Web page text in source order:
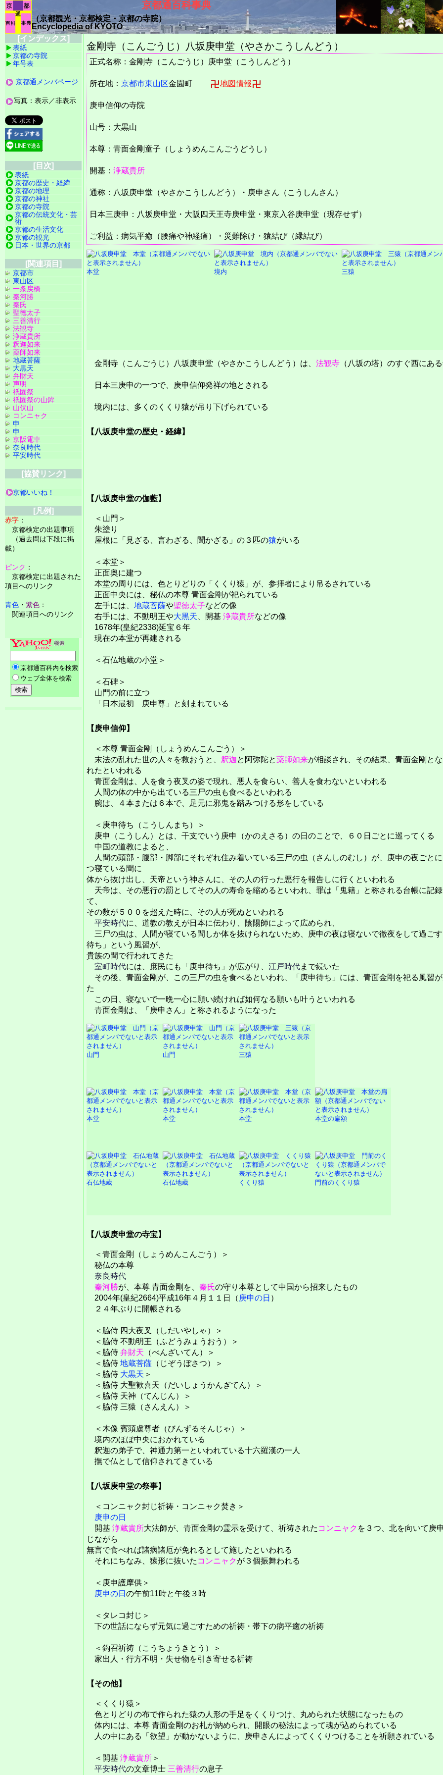
京都通百科事典
（京都観光・京都検定・京都の寺院）
Encyclopedia of KYOTO
金剛寺（こんごうじ）八坂庚申堂（やさかこうしんどう）
正式名称：金剛寺（こんごうじ）庚申堂（こうしんどう）
所在地： 京都市東山区金園町 地図情報
庚申信仰の寺院
山号：大黒山
本尊：青面金剛童子（しょうめんこんごうどうし）
開基： 浄蔵貴所
通称：八坂庚申堂（やさかこうしんどう）・庚申さん（こうしんさん）
日本三庚申：八坂庚申堂・大阪四天王寺庚申堂・東京入谷庚申堂（現存せず）
ご利益：病気平癒（腰痛や神経痛）・災難除け・猿結び（縁結び）
本堂 境内 三猿
金剛寺（こんごうじ）八坂庚申堂（やさかこうしんどう）は、 法観寺 （八坂の塔）のすぐ西にあ
日本三庚申の一つで、庚申信仰発祥の地とされる
境内には、多くのくくり猿が吊り下げられている
【八坂庚申堂の歴史・経緯】
【八坂庚申堂の伽藍】
＜山門＞
朱塗り
屋根に「見ざる、言わざる、聞かざる」の３匹の猿がいる
＜本堂＞
正面奥に建つ
本堂の周りには、色とりどりの「くくり猿」が、参拝者により吊るされている
正面中央には、秘仏の本尊 青面金剛が祀られている
左手には、 地蔵菩薩や聖徳太子などの像
右手には、不動明王や大黒天 、開基 浄蔵貴所などの像
1678年(皇紀2338)延宝６年
現在の本堂が再建される
＜石仏地蔵の小堂＞
＜石碑＞
山門の前に立つ
「日本最初 庚申尊」と刻まれている
【庚申信仰】
＜本尊 青面金剛（しょうめんこんごう）＞
末法の乱れた世の人々を救おうと、 釈迦と阿弥陀と薬師如来が相談され、その結果、青面金剛と
れたといわれる
青面金剛は、人を食う夜叉の姿で現れ、悪人を食らい、善人を食わないといわれる
人間の体の中から出ている三尸の虫も食べるといわれる
腕は、４本または６本で、足元に邪鬼を踏みつける形をしている
＜庚申待ち（こうしんまち）＞
庚申（こうしん）とは、干支でいう庚申（かのえさる）の日のことで、６０日ごとに巡ってくる
中国の道教によると、
人間の頭部・腹部・脚部にそれぞれ住み着いている三尸の虫（さんしのむし）が、庚申の夜ごと
つ寝ている間に
体から抜け出し、天帝という神さんに、その人の行った悪行を報告しに行くといわれる
天帝は、その悪行の罰としてその人の寿命を縮めるといわれ、罪は「鬼籍」と称される台帳に記
て、
その数が５００を超えた時に、その人が死ぬといわれる
平安時代に、道教の教えが日本に伝わり、陰陽師によって広められ、
三尸の虫は、人間が寝ている間しか体を抜けられないため、庚申の夜は寝ないで徹夜をして過ご
待ち」という風習が、
貴族の間で行われてきた
室町時代には、庶民にも「庚申待ち」が広がり、 江戸時代まで続いた
その後、青面金剛が、この三尸の虫を食べるといわれ、「庚申待ち」には、青面金剛を祀る風習
た
この日、寝ないで一晩一心に願い続ければ如何なる願いも叶うといわれる
青面金剛は、「庚申さん」と称されるようになった
山門 山門 三猿
本堂 本堂 本堂 本堂の扁額
石仏地蔵 石仏地蔵 くくり猿 門前のくくり猿
【八坂庚申堂の寺宝】
＜青面金剛（しょうめんこんごう）＞
秘仏の本尊
奈良時代
秦河勝が、本尊 青面金剛を、 秦氏の守り本尊として中国から招来したもの
2004年(皇紀2664)平成16年４月１１日（ 庚申の日 ）
２４年ぶりに開帳される
＜脇侍 四大夜叉（しだいやしゃ）＞
＜脇侍 不動明王（ふどうみょうおう）＞
＜脇侍 弁財天 （べんざいてん）＞
＜脇侍 地蔵菩薩 （じぞうぼさつ）＞
＜脇侍 大黒天 ＞
＜脇侍 大聖歓喜天（だいしょうかんぎてん）＞
＜脇侍 天神（てんじん）＞
＜脇侍 三猿（さんえん）＞
＜木像 賓頭盧尊者（びんずるそんじゃ）＞
境内のほぼ中央におかれている
釈迦の弟子で、神通力第一といわれている十六羅漢の一人
撫で仏として信仰されてきている
【八坂庚申堂の祭事】
＜コンニャク封じ祈祷・コンニャク焚き＞
庚申の日
開基 浄蔵貴所大法師が、青面金剛の霊示を受けて、祈祷された コンニャク を３つ、北を向いて庚
じながら
無言で食べれば諸病諸厄が免れるとして施したといわれる
それにちなみ、猿形に抜いた コンニャクが３個振舞われる
＜庚申護摩供＞
庚申の日 の午前11時と午後３時
＜タレコ封じ＞
下の世話にならず元気に過ごすための祈祷・帯下の病平癒の祈祷
＜鈎召祈祷（こうちょうきとう）＞
家出人・行方不明・失せ物を引き寄せる祈祷
【その他】
＜くくり猿＞
色とりどりの布で作られた猿の人形の手足をくくりつけ、丸められた状態になったもの
体内には、本尊 青面金剛のお札が納められ、開眼の秘法によって魂が込められている
人の中にある「欲望」が動かないように、庚申さんによってくくりつけることを祈願されている
＜開基 浄蔵貴所 ＞
平安時代の文章博士 三善清行の息子
[インデックス]
表紙
京都の寺院
年号表
京都通メンバページ
写真：表示／非表示
[目次]
表紙
京都の歴史・経緯
京都の地理
京都の神社
京都の寺院
京都の伝統文化・芸
術
京都の生活文化
京都の観光
日本・世界の京都
[関連項目]
京都市
東山区
一条戻橋
秦河勝
秦氏
聖徳太子
三善清行
法観寺
浄蔵貴所
釈迦如来
薬師如来
地蔵菩薩
大黒天
弁財天
声明
祇園祭
祇園祭の山鉾
山伏山
コンニャク
申
申
京阪電車
奈良時代
平安時代
[協賛リンク]
京都いいね！
[凡例]
赤字 ：
京都検定の出題事項
（過去問は下段に掲
載）
ピンク ：
京都検定に出題された
項目へのリンク
青色 ・ 紫色 ：
関連項目へのリンク